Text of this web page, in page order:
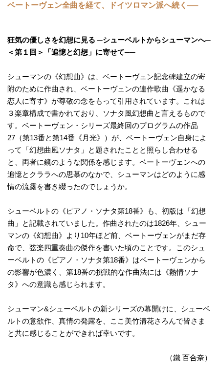
ベートーヴェン全曲を経て、ドイツロマン派へ続く──
狂気の優しさを幻想に見る ─シューベルトからシューマンへ─
＜第１回＞「追憶と幻想」に寄せて──
シューマンの《幻想曲》は、ベートーヴェン記念碑建立の寄
附のために作曲され、ベートーヴェンの連作歌曲《遥かなる
恋人に寄す》が尊敬の念をもって引用されています。これは
３楽章構成で書かれており、ソナタ風幻想曲と言えるもので
す。ベートーヴェン・シリーズ最終回のプログラムの作品
27（第13番と第14番《月光》）が、ベートーヴェン自身によ
って「幻想曲風ソナタ」と題されたことと照らし合わせる
と、両者に鏡のような関係を感じます。ベートーヴェンへの
追憶とクララへの思慕のなかで、シューマンはどのように感
情の流露を書き綴ったのでしょうか。
シューベルトの《ピアノ・ソナタ第18番》も、初版は「幻想
曲」と記載されていました。作曲されたのは1826年、シュー
マンの《幻想曲》より10年ほど前、ベートーヴェンがまだ存
命で、弦楽四重奏曲の傑作を書いた頃のことです。このシュ
ーベルトの《ピアノ・ソナタ第18番》はベートーヴェンから
の影響が色濃く、第18番の挑戦的な作曲法には《熱情ソナ
タ》への意識も感じられます。
シューマン&シューベルトの新シリーズの幕開けに、シューベ
ルトの意欲作、真情の発露を、ここ美竹清花さろんで皆さま
と共に感じることができれば幸いです。
（鐵 百合奈）